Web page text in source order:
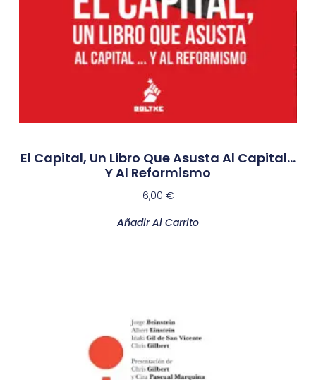
El Capital, Un Libro Que Asusta Al Capital…
Y Al Reformismo
6,00 €
Añadir Al Carrito